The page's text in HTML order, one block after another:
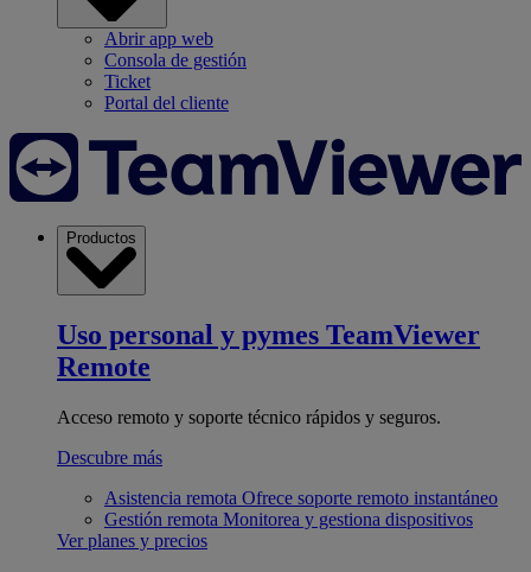
Abrir app web
Consola de gestión
Ticket
Portal del cliente
Productos
Uso personal y pymes TeamViewer
Remote
Acceso remoto y soporte técnico rápidos y seguros.
Descubre más
Asistencia remota Ofrece soporte remoto instantáneo
Gestión remota Monitorea y gestiona dispositivos
Ver planes y precios